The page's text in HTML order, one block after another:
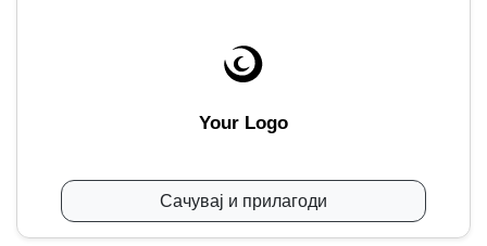
Your Logo
Сачувај и прилагоди